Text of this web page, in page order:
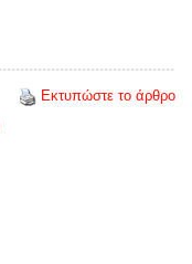
Εκτυπώστε το άρθρο